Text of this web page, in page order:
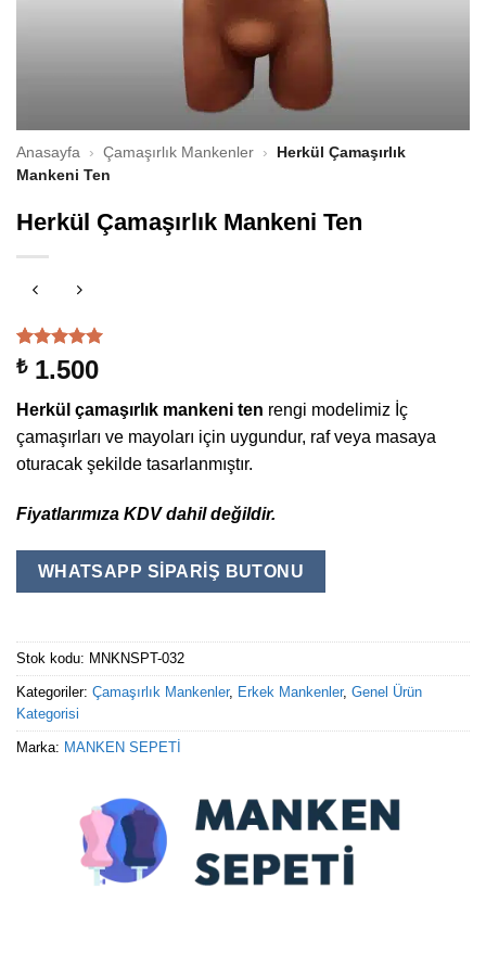
Anasayfa › Çamaşırlık Mankenler ›
Herkül Çamaşırlık
Mankeni Ten
Herkül Çamaşırlık Mankeni Ten
5
müşteri
puanına
5 üzerinden
5puan aldı
₺1.500
Herkül çamaşırlık mankeni ten rengi modelimiz İç
çamaşırları ve mayoları için uygundur, raf veya masaya
oturacak şekilde tasarlanmıştır.
Fiyatlarımıza KDV dahil değildir.
WHATSAPP SIPARIŞ BUTONU
Stok kodu: MNKNSPT-032
Kategoriler: Çamaşırlık Mankenler, Erkek Mankenler, Genel Ürün
Kategorisi
Marka: MANKEN SEPETİ